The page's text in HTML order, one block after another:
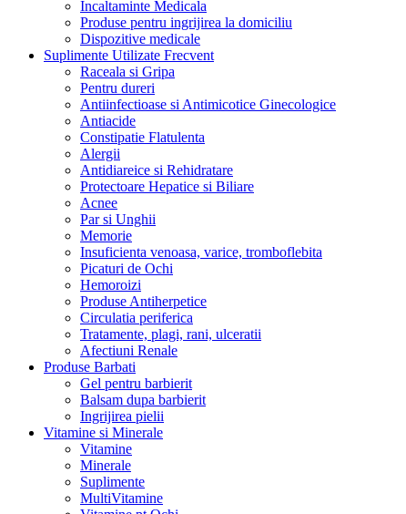
Incaltaminte Medicala
Produse pentru ingrijirea la domiciliu
Dispozitive medicale
Suplimente Utilizate Frecvent
Raceala si Gripa
Pentru dureri
Antiinfectioase si Antimicotice Ginecologice
Antiacide
Constipatie Flatulenta
Alergii
Antidiareice si Rehidratare
Protectoare Hepatice si Biliare
Acnee
Par si Unghii
Memorie
Insuficienta venoasa, varice, tromboflebita
Picaturi de Ochi
Hemoroizi
Produse Antiherpetice
Circulatia periferica
Tratamente, plagi, rani, ulceratii
Afectiuni Renale
Produse Barbati
Gel pentru barbierit
Balsam dupa barbierit
Ingrijirea pielii
Vitamine si Minerale
Vitamine
Minerale
Suplimente
MultiVitamine